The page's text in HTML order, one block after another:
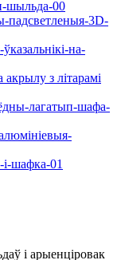
і арыенціровак